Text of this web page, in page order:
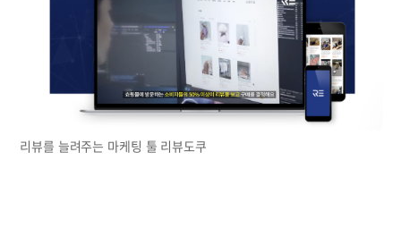
리뷰를 늘려주는 마케팅 툴 리뷰도쿠